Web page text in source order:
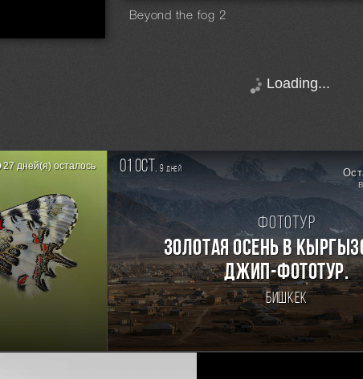
Beyond the fog 2
Loading...
27 дней(я) осталось 01 oct. 9дней
Фототур
Золотая осень в
Джип-фототур.
Бишкек